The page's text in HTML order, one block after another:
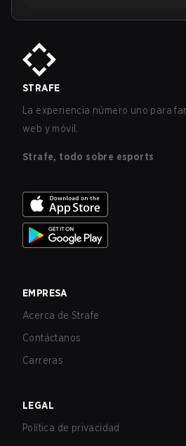
STRAFE
La experiencia número uno para
web y móvil.
Strafe, todo sobre esports
EMPRESA
Acerca de Strafe
Contáctanos
Carreras
LEGAL
Política de privacidad